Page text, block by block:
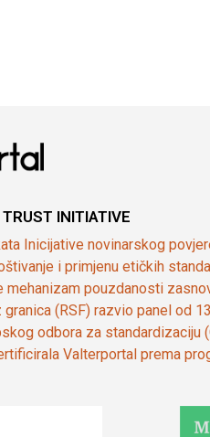
INITIATIVE
Inicijative novinarskog
i primjenu etičkih
pouzdanosti
(RSF) razvio panel od
odbora za standardizaciju
Valterportal prema